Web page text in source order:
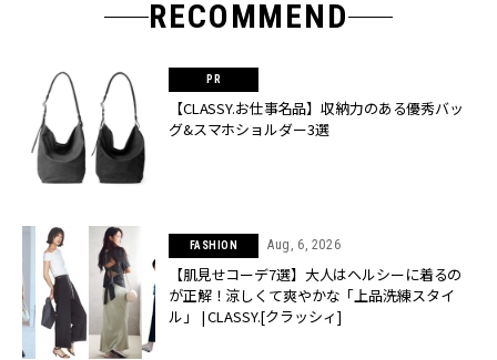
RECOMMEND
【CLASSY.お仕事名品】収納力のある優秀バッ
グ&スマホショルダー3選
FASHION Aug, 6, 2026
【肌見せコーデ7選】大人はヘルシーに着るの
が正解！涼しくて爽やかな「上品洗練スタイ
ル」 | CLASSY.[クラッシィ]